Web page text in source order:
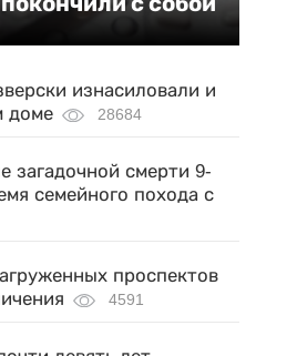
изнасиловали и
доме
28684
загадочной смерти 9-
семейного похода с
проспектов
4591